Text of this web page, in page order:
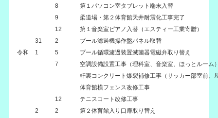
8
第１パソコン室タブレット端末入替
9
柔道場・第２体育館天井耐震化工事完了
12
第１音楽室ピアノ入替（エスティー工業寄贈）
31
2
プール濾過機操作盤パネル取替
令和
1 5
プール循環濾過装置滅菌器電磁弁取り替え
7
空調設備設置工事（理科室、音楽室、ほっとルーム
軒裏コンクリート爆裂補修工事（サッカー部室前、
体育館横フェンス改修工事
12
テニスコート改修工事
2
2
第２体育館入り口扉取り替え